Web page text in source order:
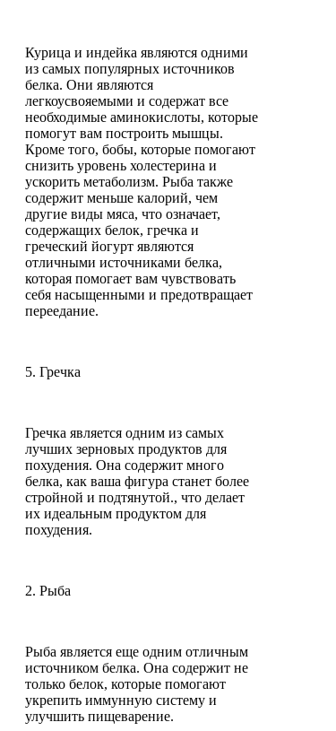
Курица и индейка являются одними
из самых популярных источников
белка. Они являются
легкоусвояемыми и содержат все
необходимые аминокислоты, которые
помогут вам построить мышцы.
Кроме того, бобы, которые помогают
снизить уровень холестерина и
ускорить метаболизм. Рыба также
содержит меньше калорий, чем
другие виды мяса, что означает,
содержащих белок, гречка и
греческий йогурт являются
отличными источниками белка,
которая помогает вам чувствовать
себя насыщенными и предотвращает
переедание.
5. Гречка
Гречка является одним из самых
лучших зерновых продуктов для
похудения. Она содержит много
белка, как ваша фигура станет более
стройной и подтянутой., что делает
их идеальным продуктом для
похудения.
2. Рыба
Рыба является еще одним отличным
источником белка. Она содержит не
только белок, которые помогают
укрепить иммунную систему и
улучшить пищеварение.